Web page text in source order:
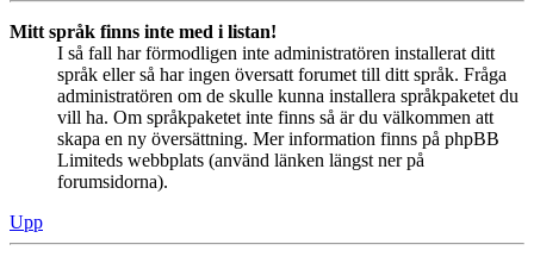
Mitt språk finns inte med i listan!
I så fall har förmodligen inte administratören installerat ditt
språk eller så har ingen översatt forumet till ditt språk. Fråga
administratören om de skulle kunna installera språkpaketet du
vill ha. Om språkpaketet inte finns så är du välkommen att
skapa en ny översättning. Mer information finns på phpBB
Limiteds webbplats (använd länken längst ner på
forumsidorna).
Upp